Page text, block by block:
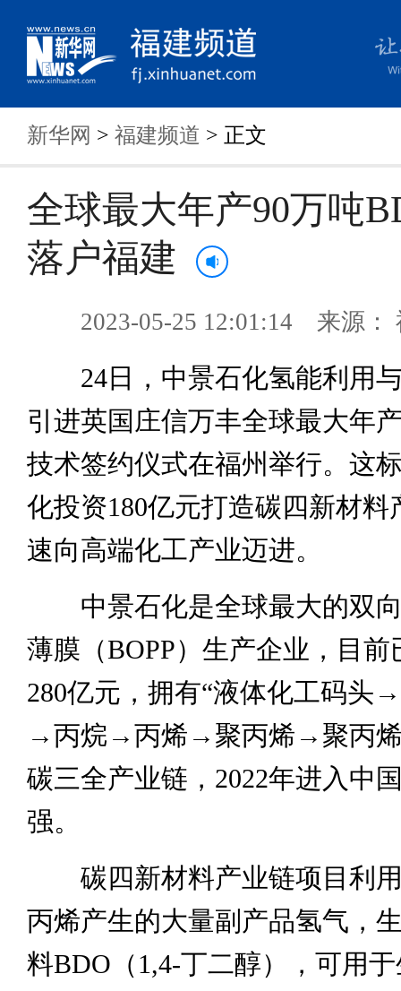
新华网 > 福建频道 > 正文
全球最大年产90万吨
落户福建
2023-05-25 12:01:14 来源：
24日，中景石化氢能利用与
引进英国庄信万丰全球最大年
技术签约仪式在福州举行。这
化投资180亿元打造碳四新材料
速向高端化工产业迈进。
中景石化是全球最大的双向
薄膜（BOPP）生产企业，目前
280亿元，拥有“液体化工码头
→丙烷→丙烯→聚丙烯→聚丙烯
碳三全产业链，2022年进入中
强。
碳四新材料产业链项目利用
丙烯产生的大量副产品氢气，
料BDO（1,4-丁二醇），可用